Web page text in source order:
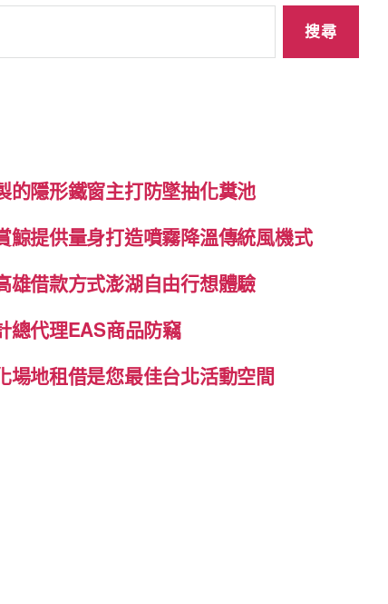
的隱形鐵窗主打防墜抽化糞池
鯨提供量身打造噴霧降溫傳統風機式
雄借款方式澎湖自由行想體驗
總代理EAS商品防竊
場地租借是您最佳台北活動空間